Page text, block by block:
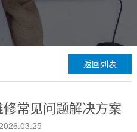
返回列表
常见问题解决方案